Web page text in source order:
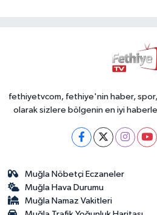
fethiyetvcom, fethiye'nin haber,
olarak sizlere bölgenin en iyi
Muğla Nöbetçi Eczaneler
Muğla Hava Durumu
Muğla Namaz Vakitleri